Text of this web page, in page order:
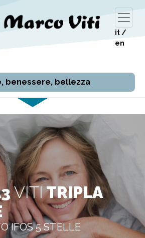
it /
en
benessere, bellezza
VITITRIPLA
IFOS 5 STELLE